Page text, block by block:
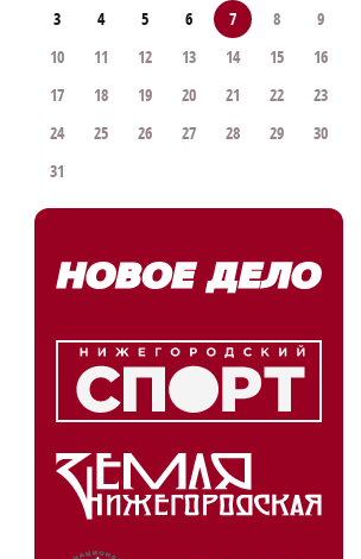
3
4 5 6 7 8
9
10
11 12 13 14 15
16
17
18 19 20 21 22
23
24
25 26 27 28 29
30
31